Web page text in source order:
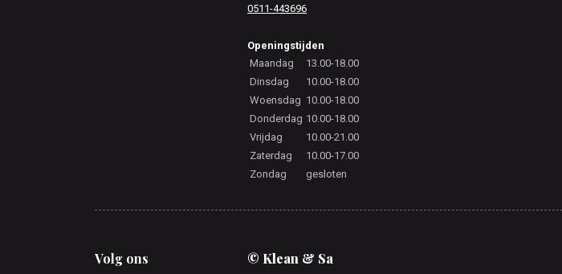
0511-443696
Openingstijden
Maandag
13.00-18.00
Dinsdag
10.00-18.00
Woensdag 10.00-18.00
Donderdag 10.00-18.00
Vrijdag
10.00-21.00
Zaterdag
10.00-17.00
Zondag
gesloten
Volg ons © Klean & Sa